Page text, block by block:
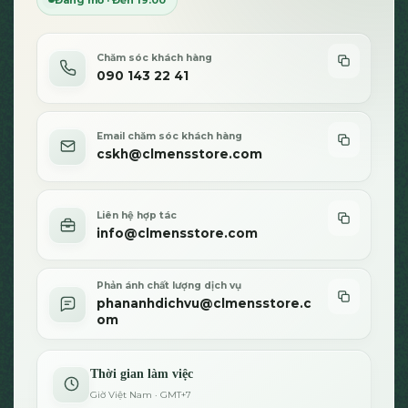
Chăm sóc khách hàng
090 143 22 41
Email chăm sóc khách hàng
cskh@clmensstore.com
Liên hệ hợp tác
info@clmensstore.com
Phản ánh chất lượng dịch vụ
phananhdichvu@clmensstore.c
om
Thời gian làm việc
Giờ Việt Nam · GMT+7